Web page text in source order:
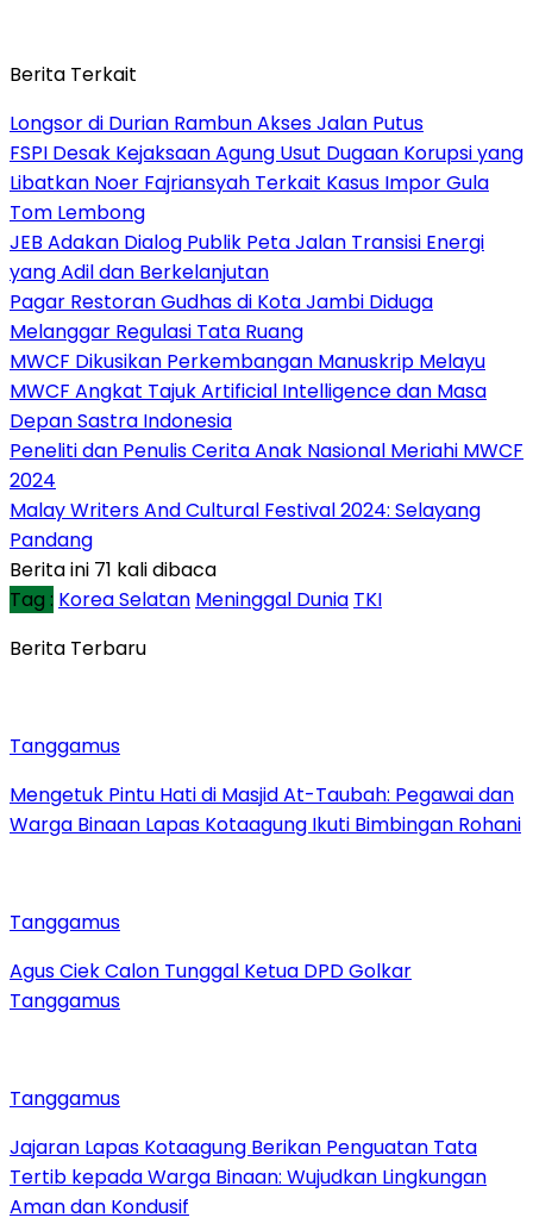
Berita Terkait
Longsor di Durian Rambun Akses Jalan Putus
FSPI Desak Kejaksaan Agung Usut Dugaan Korupsi yang
Libatkan Noer Fajriansyah Terkait Kasus Impor Gula
Tom Lembong
JEB Adakan Dialog Publik Peta Jalan Transisi Energi
yang Adil dan Berkelanjutan
Pagar Restoran Gudhas di Kota Jambi Diduga
Melanggar Regulasi Tata Ruang
MWCF Dikusikan Perkembangan Manuskrip Melayu
MWCF Angkat Tajuk Artificial Intelligence dan Masa
Depan Sastra Indonesia
Peneliti dan Penulis Cerita Anak Nasional Meriahi MWCF
2024
Malay Writers And Cultural Festival 2024: Selayang
Pandang
Berita ini 71 kali dibaca
Tag : Korea Selatan Meninggal Dunia TKI
Berita Terbaru
Tanggamus
Mengetuk Pintu Hati di Masjid At-Taubah: Pegawai dan
Warga Binaan Lapas Kotaagung Ikuti Bimbingan Rohani
Tanggamus
Agus Ciek Calon Tunggal Ketua DPD Golkar
Tanggamus
Tanggamus
Jajaran Lapas Kotaagung Berikan Penguatan Tata
Tertib kepada Warga Binaan: Wujudkan Lingkungan
Aman dan Kondusif